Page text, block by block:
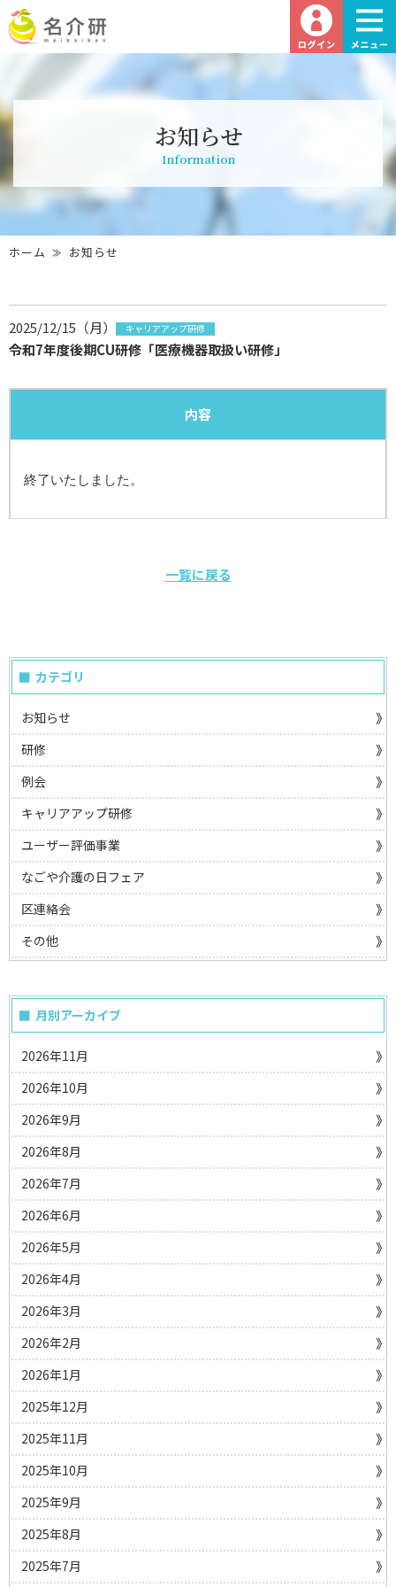
お知らせ
Information
ホーム お知らせ
2025/12/15（月） キャリアアップ研修
令和7年度後期CU研修「医療機器取扱い研修」
内容
終了いたしました。
一覧に戻る
カテゴリ
お知らせ
研修
例会
キャリアアップ研修
ユーザー評価事業
なごや介護の日フェア
区連絡会
その他
月別アーカイブ
2026年11月
2026年10月
2026年9月
2026年8月
2026年7月
2026年6月
2026年5月
2026年4月
2026年3月
2026年2月
2026年1月
2025年12月
2025年11月
2025年10月
2025年9月
2025年8月
2025年7月